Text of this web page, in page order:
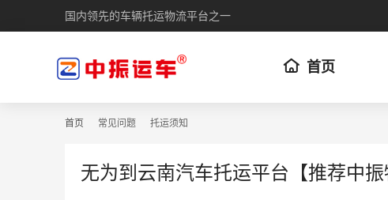
国内领先的车辆托运物流平台之一
首页
首页 常见问题 托运须知
无为到云南汽车托运平台【推荐中振